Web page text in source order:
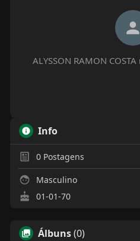
ALYSSON RAMON
Info
0Postagens
Masculino
01-01-70
Álbuns(0)